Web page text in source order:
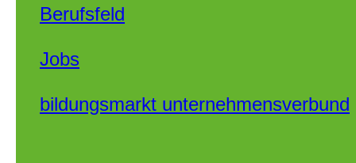
Berufsfeld
Jobs
bildungsmarkt unternehmensverbund